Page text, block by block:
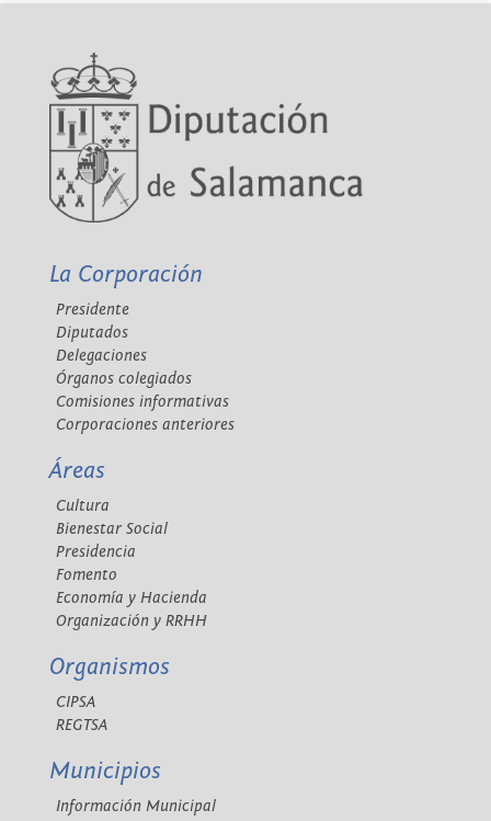
La Corporación
Presidente
Diputados
Delegaciones
Órganos colegiados
Comisiones informativas
Corporaciones anteriores
Áreas
Cultura
Bienestar Social
Presidencia
Fomento
Economía y Hacienda
Organización y RRHH
Organismos
CIPSA
REGTSA
Municipios
Información Municipal